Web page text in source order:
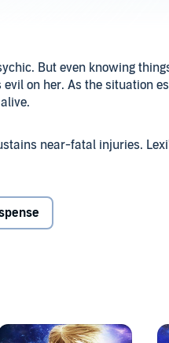
But even knowing
on her. As the situation
near-fatal injuries.
the critical witness who
elite intelligence agencies.
are charged with
if she's going to